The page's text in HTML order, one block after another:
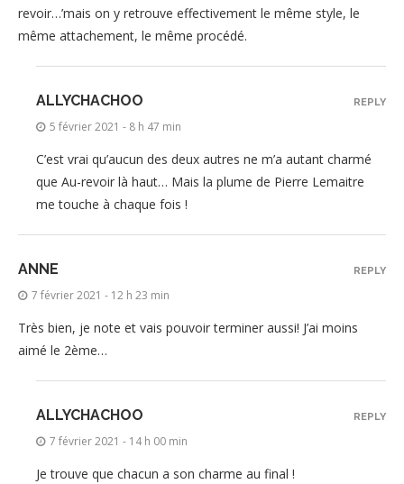
revoir…’mais on y retrouve effectivement le même style, le
même attachement, le même procédé.
ALLYCHACHOO
5 février 2021 - 8 h 47 min
C’est vrai qu’aucun des deux autres ne m’a autant charmé
que Au-revoir là haut… Mais la plume de Pierre Lemaitre
me touche à chaque fois !
REPLY
ANNE
7 février 2021 - 12 h 23 min
Très bien, je note et vais pouvoir terminer aussi! J’ai moins
aimé le 2ème…
REPLY
ALLYCHACHOO
7 février 2021 - 14 h 00 min
Je trouve que chacun a son charme au final !
REPLY